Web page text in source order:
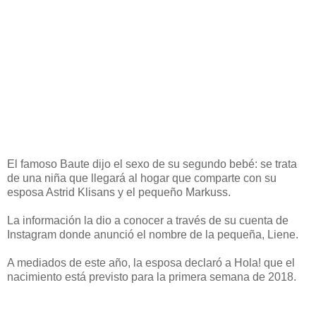
El famoso Baute dijo el sexo de su segundo bebé: se trata
de una niña que llegará al hogar que comparte con su
esposa Astrid Klisans y el pequeño Markuss.
La información la dio a conocer a través de su cuenta de
Instagram donde anunció el nombre de la pequeña, Liene.
A mediados de este año, la esposa declaró a Hola! que el
nacimiento está previsto para la primera semana de 2018.